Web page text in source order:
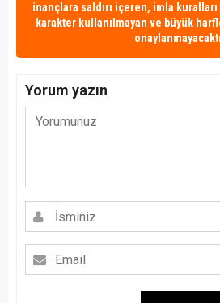
inançlara saldırı içeren, imla kuralları
karakter kullanılmayan ve büyük
Yorum yazın